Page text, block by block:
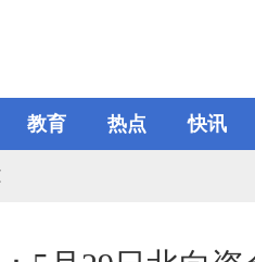
教育 热点 快讯